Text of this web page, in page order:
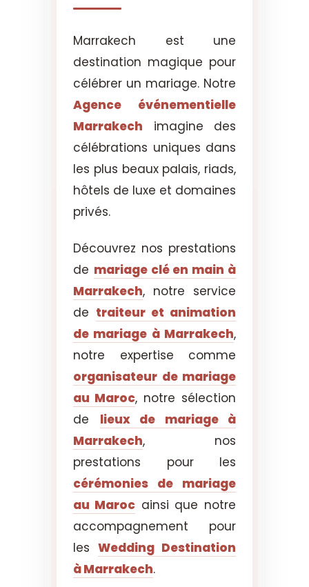
Marrakech est une
destination magique pour
célébrer un mariage. Notre
Agence événementielle
Marrakech imagine des
célébrations uniques dans
les plus beaux palais, riads,
hôtels de luxe et domaines
privés.
Découvrez nos prestations
de mariage clé en main à
Marrakech, notre service
de traiteur et animation
de mariage à Marrakech,
notre expertise comme
organisateur de mariage
au Maroc, notre sélection
de lieux de mariage à
Marrakech, nos
prestations pour les
cérémonies de mariage
au Marocainsi que notre
accompagnement pour
les Wedding Destination
à Marrakech.